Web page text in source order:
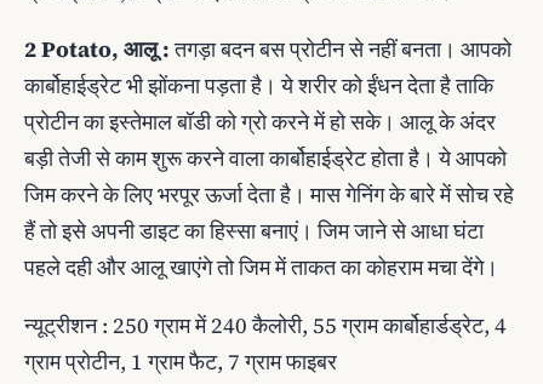
2 Potato, आलू :तगड़ा बदन बस प्रोटीन से नहीं बनता। आपको
कार्बोहाईड्रेट भी झोंकना पड़ता है। ये शरीर को ईंधन देता है ताकि
प्रोटीन का इस्‍तेमाल बॉडी को ग्रो करने में हो सके। आलू के अंदर
बड़ी तेजी से काम शुरू करने वाला कार्बोहाईड्रेट होता है। ये आपको
जिम करने के लिए भरपूर ऊर्जा देता है। मास गेनिंग के बारे में सोच रहे
हैं तो इसे अपनी डाइट का हिस्‍सा बनाएं। जिम जाने से आधा घंटा
पहले दही और आलू खाएंगे तो जिम में ताकत का कोहराम मचा देंगे।
न्‍यूट्रीशन : 250 ग्राम में 240 कैलोरी, 55 ग्राम कार्बोहार्डड्रेट, 4
ग्राम प्रोटीन, 1 ग्राम फैट, 7 ग्राम फाइबर